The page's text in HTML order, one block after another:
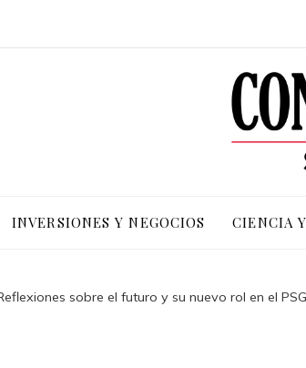
INVERSIONES Y NEGOCIOS CIENCIA
sobre el futuro y su nuevo rol en el PSG